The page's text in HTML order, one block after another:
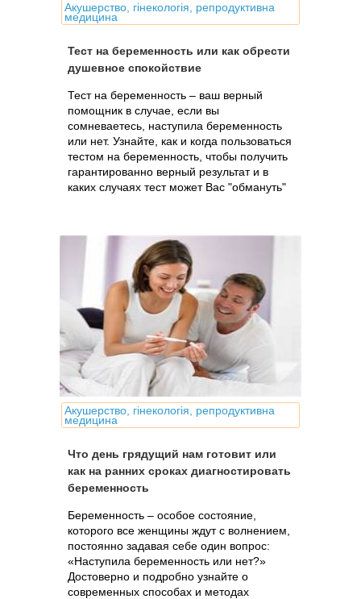
Акушерство, гінекологія, репродуктивна
медицина
Тест на беременность или как обрести
душевное спокойствие
Тест на беременность – ваш верный
помощник в случае, если вы
сомневаетесь, наступила беременность
или нет. Узнайте, как и когда пользоваться
тестом на беременность, чтобы получить
гарантированно верный результат и в
каких случаях тест может Вас "обмануть"
Акушерство, гінекологія, репродуктивна
медицина
Что день грядущий нам готовит или
как на ранних сроках диагностировать
беременность
Беременность – особое состояние,
которого все женщины ждут с волнением,
постоянно задавая себе один вопрос:
«Наступила беременность или нет?»
Достоверно и подробно узнайте о
современных способах и методах